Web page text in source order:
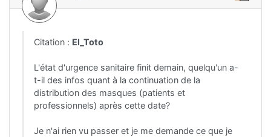
Citation : El_Toto
L'état d'urgence sanitaire finit demain, quelqu'un a-
t-il des infos quant à la continuation de la
distribution des masques (patients et
professionnels) après cette date?
Je n'ai rien vu passer et je me demande ce que je